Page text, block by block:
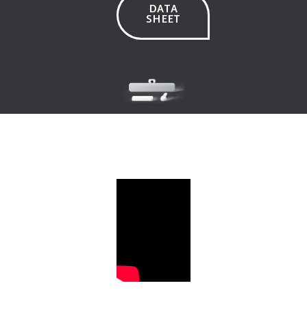
DATA
SHEET